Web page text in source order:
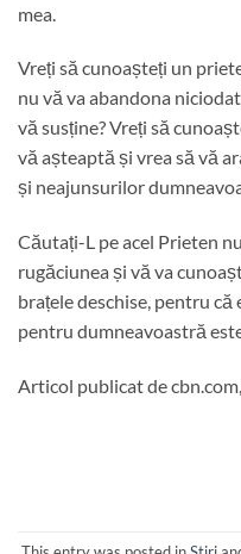
mea.
Vreți să cunoașteți un
nu vă va abandona
vă susține? Vreți să
vă așteaptă și vrea să vă
și neajunsurilor
Căutați-L pe acel Prieten
rugăciunea și vă va
brațele deschise, pentru
pentru dumneavoastră
Articol publicat de